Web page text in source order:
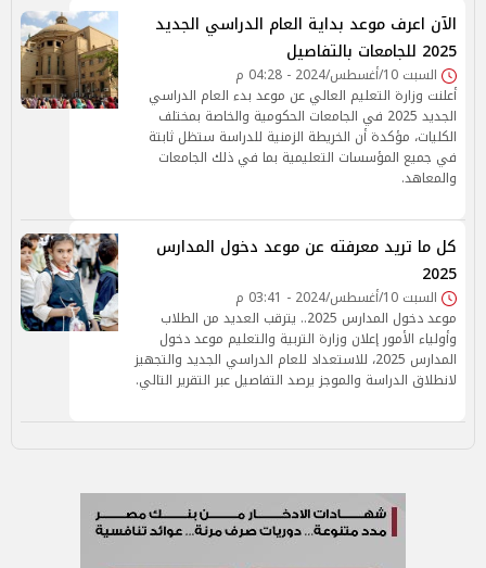
الآن اعرف موعد بداية العام الدراسي الجديد
2025 للجامعات بالتفاصيل
السبت 10/أغسطس/2024 - 04:28 م
أعلنت وزارة التعليم العالي عن موعد بدء العام الدراسي
الجديد 2025 في الجامعات الحكومية والخاصة بمختلف
الكليات، مؤكدة أن الخريطة الزمنية للدراسة ستظل ثابتة
في جميع المؤسسات التعليمية بما في ذلك الجامعات
والمعاهد.
كل ما تريد معرفته عن موعد دخول المدارس
2025
السبت 10/أغسطس/2024 - 03:41 م
موعد دخول المدارس 2025.. يترقب العديد من الطلاب
وأولياء الأمور إعلان وزارة التربية والتعليم موعد دخول
المدارس 2025، للاستعداد للعام الدراسي الجديد والتجهيز
لانطلاق الدراسة والموجز يرصد التفاصيل عبر التقرير التالي.